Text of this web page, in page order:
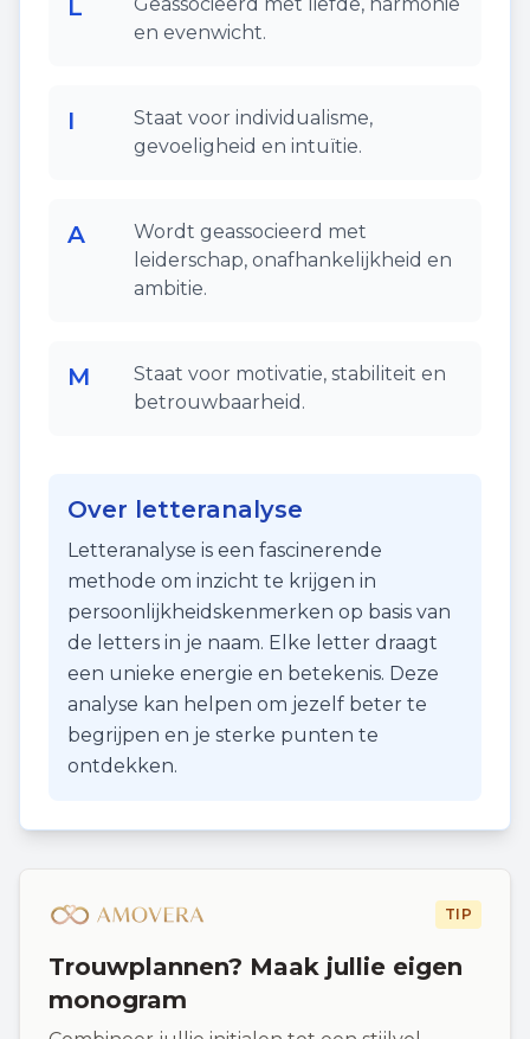
L
en evenwicht.
I
Staat voor individualisme,
gevoeligheid en intuïtie.
A
Wordt geassocieerd met
leiderschap, onafhankelijkheid en
ambitie.
M
Staat voor motivatie, stabiliteit en
betrouwbaarheid.
Over letteranalyse
Letteranalyse is een fascinerende
methode om inzicht te krijgen in
persoonlijkheidskenmerken op basis van
de letters in je naam. Elke letter draagt
een unieke energie en betekenis. Deze
analyse kan helpen om jezelf beter te
begrijpen en je sterke punten te
ontdekken.
TIP
Trouwplannen? Maak jullie eigen
monogram